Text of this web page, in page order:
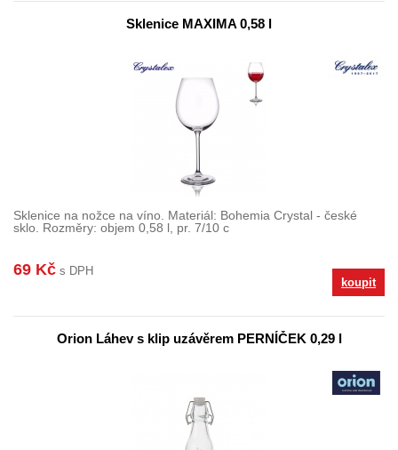
Sklenice MAXIMA 0,58 l
Sklenice na nožce na víno. Materiál: Bohemia Crystal - české
sklo. Rozměry: objem 0,58 l, pr. 7/10 c
69 Kč s DPH
koupit
Orion Láhev s klip uzávěrem PERNÍČEK 0,29 l